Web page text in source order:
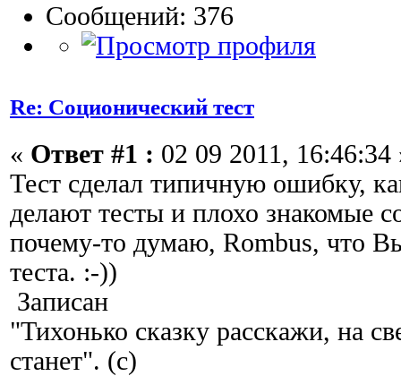
Сообщений: 376
Re: Соционический тест
« Ответ #1 : 02 09 2011, 16:46:34
Тест сделал типичную ошибку,
делают тесты и плохо знакомые
почему-то думаю, Rombus, что
теста. :-))
Записан
"Тихонько сказку расскажи, на
станет". (с)